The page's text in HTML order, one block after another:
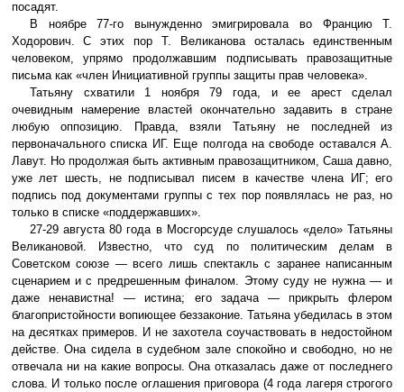
посадят.
В ноябре 77-го вынужденно эмигрировала во Францию Т.
Ходорович. С этих пор Т. Великанова осталась единственным
человеком, упрямо продолжавшим подписывать правозащитные
письма как «член Инициативной группы защиты прав человека».
Татьяну схватили 1 ноября 79 года, и ее арест сделал
очевидным намерение властей окончательно задавить в стране
любую оппозицию. Правда, взяли Татьяну не последней из
первоначального списка ИГ. Еще полгода на свободе оставался А.
Лавут. Но продолжая быть активным правозащитником, Саша давно,
уже лет шесть, не подписывал писем в качестве члена ИГ; его
подпись под документами группы с тех пор появлялась не раз, но
только в списке «поддержавших».
27-29 августа 80 года в Мосгорсуде слушалось «дело» Татьяны
Великановой. Известно, что суд по политическим делам в
Советском союзе — всего лишь спектакль с заранее написанным
сценарием и с предрешенным финалом. Этому суду не нужна — и
даже ненавистна! — истина; его задача — прикрыть флером
благопристойности вопиющее беззаконие. Татьяна убедилась в этом
на десятках примеров. И не захотела соучаствовать в недостойном
действе. Она сидела в судебном зале спокойно и свободно, но не
отвечала ни на какие вопросы. Она отказалась даже от последнего
слова. И только после оглашения приговора (4 года лагеря строгого